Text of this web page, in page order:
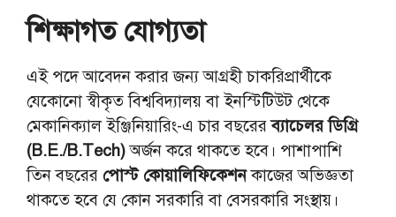
শিক্ষাগত যোগ্যতা
এই পদে আবেদন করার জন্য আগ্রহী চাকরিপ্রার্থীকে
যেকোনো স্বীকৃত বিশ্ববিদ্যালয় বা ইনস্টিটিউট থেকে
মেকানিক্যাল ইঞ্জিনিয়ারিং-এ চার বছরেরব্যাচেলর ডিগ্রি
(B.E./B.Tech)অর্জন করে থাকতে হবে। পাশাপাশি
তিন বছরের পোস্ট কোয়ালিফিকেশনকাজের অভিজ্ঞতা
থাকতে হবে যে কোন সরকারি বা বেসরকারি সংস্থায়।